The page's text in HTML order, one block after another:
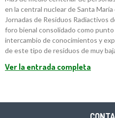
en la central nuclear de Santa
Jornadas de Residuos Radiactivos
foro bienal consolidado como
intercambio de conocimientos y
de este tipo de residuos de muy
Ver la entrada completa